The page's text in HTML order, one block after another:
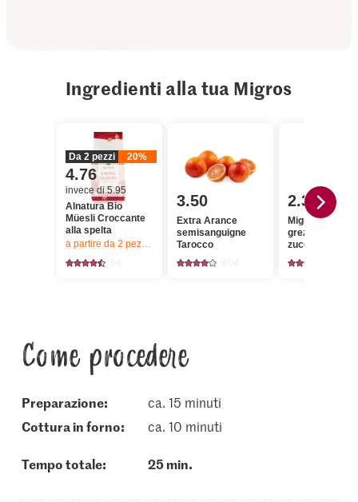
Ingredienti alla tua Migros
Da 2 pezzi 20%
4.76
invece di 5.95
Alnatura Bio
Müesli Croccante
alla spelta
a partire da 2 pezzi, Offerta valida solo dal 6.8 al 12.8.2026, fino a
3.50
Extra Arance
semisanguigne
Tarocco
2.30
Migros
grezzo da
zucchero
Come procedere
Preparazione:
ca. 15 minuti
cottura in forno:
ca. 10 minuti
Tempo totale: 25 min.